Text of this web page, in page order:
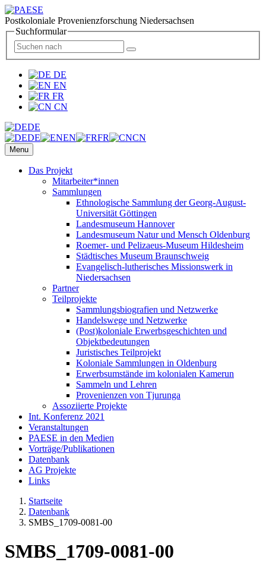
Postkoloniale Provenienzforschung Niedersachsen
Suchformular
DE
EN
FR
CN
DE
DE
EN FR CN
Menu
Das Projekt
Mitarbeiter*innen
Sammlungen
Ethnologische Sammlung der Georg-August-
Universität Göttingen
Landesmuseum Hannover
Landesmuseum Natur und Mensch Oldenburg
Roemer- und Pelizaeus-Museum Hildesheim
Städtisches Museum Braunschweig
Evangelisch-lutherisches Missionswerk in
Niedersachsen
Partner
Teilprojekte
Sammlungsbiografien und Netzwerke
Handelswege und Netzwerke
(Post)koloniale Erwerbsgeschichten und
Objektbedeutungen
Juristisches Teilprojekt
Koloniale Sammlungen in Oldenburg
Erwerbsumstände im kolonialen Kamerun
Sammeln und Lehren
Provenienzen von Tjurunga
Assoziierte Projekte
Int. Konferenz 2021
Veranstaltungen
PAESE in den Medien
Vorträge/Publikationen
Datenbank
AG Projekte
Links
Startseite
Datenbank
SMBS_1709-0081-00
SMBS_1709-0081-00